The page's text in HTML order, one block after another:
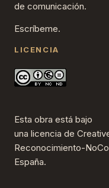
de comunicación.
Escríbeme.
LICENCIA
Esta obra está bajo
una licencia de
Reconocimiento-
España.